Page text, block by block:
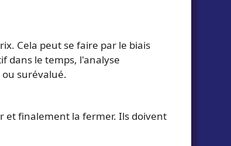
Cela peut se faire par le biais
dans le temps, l'analyse
surévalué.
et finalement la fermer. Ils doivent